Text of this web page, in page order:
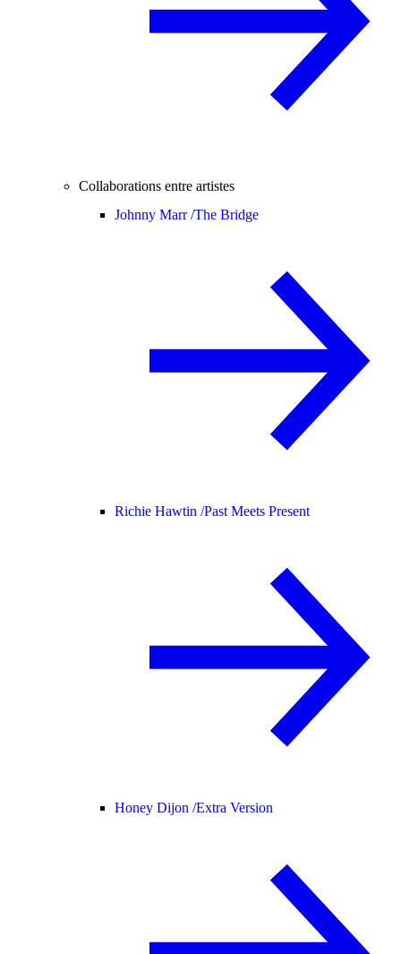
Collaborations entre artistes
Johnny Marr /The Bridge
Richie Hawtin /Past Meets Present
Honey Dijon /Extra Version